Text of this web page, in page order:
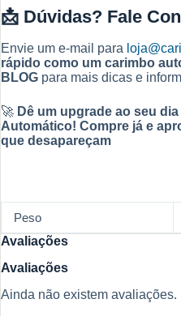
📩 Dúvidas? Fale
Envie um e-mail para
rápido como um carimbo
BLOG para mais dicas e
🚀 Dê um upgrade ao seu
Automático! Compre já e
que desapareçam
Peso
Avaliações
Avaliações
Ainda não existem avaliações.